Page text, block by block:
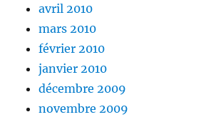
avril 2010
mars 2010
février 2010
janvier 2010
décembre 2009
novembre 2009